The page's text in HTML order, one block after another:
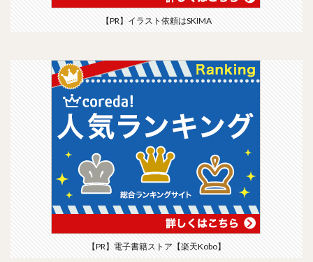
【PR】イラスト依頼はSKIMA
【PR】電子書籍ストア【楽天Kobo】